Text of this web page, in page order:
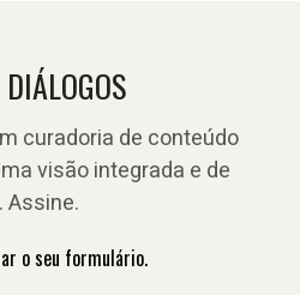
curadoria de conteúdo
visão integrada e de
o seu formulário.